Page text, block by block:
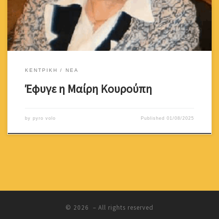
Πανελλήνιας Επιτροπής Αγνοουμένων, δεν σταμάτησε ποτέ να
αγωνίζεται […]
ΚΕΝΤΡΙΚΗ ΝΕΑ
Έφυγε η Μαίρη Κουρούπη
by pyro volo Published01/08/2025
© 2026 – All rights reserved